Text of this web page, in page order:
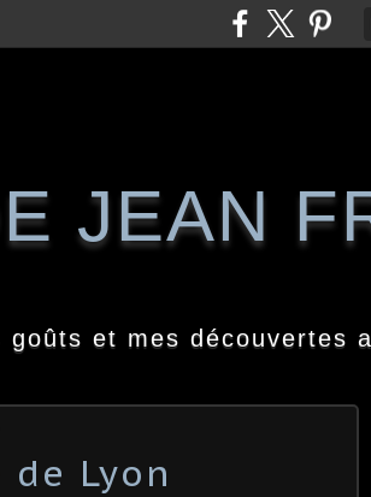
JEAN
et mes découvertes
Lyon